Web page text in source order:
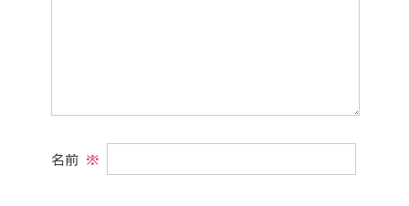
名前 ※